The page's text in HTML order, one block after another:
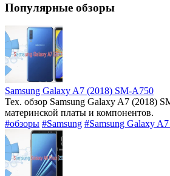
Популярные обзоры
Samsung Galaxy A7 (2018) SM-A750
Тех. обзор Samsung Galaxy A7 (2018)
материнской платы и компонентов.
#обзоры #Samsung #Samsung Galaxy